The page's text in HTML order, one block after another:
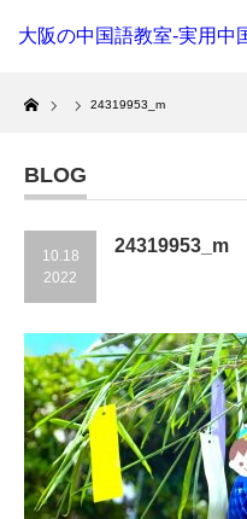
大阪の中国語教室-実用中
Home
24319953_m
BLOG
10.18
2022
24319953_m